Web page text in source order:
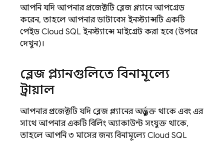
আপনি যদি আপনার প্রজেক্টটি ব্লেজ প্ল্যানে আপগ্রেড
করেন, তাহলে আপনার ডাটাবেস ইনস্ট্যান্সটি একটি
পেইডCloud SQL ইনস্ট্যান্সে মাইগ্রেট করা হবে (উপরে
দেখুন)।
ব্লেজ প্ল্যানগুলিতে বিনামূল্যে
ট্রায়াল
আপনার প্রজেক্টটি যদি ব্লেজ প্ল্যানের অন্তর্ভুক্ত থাকে এবং এর
সাথে আপনার একটি বিলিং অ্যাকাউন্ট সংযুক্ত থাকে,
তাহলে আপনি ৩ মাসের জন্য বিনামূল্যে Cloud SQL